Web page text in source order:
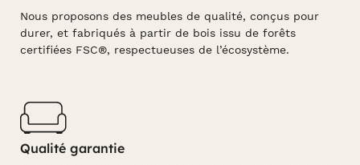
Nous proposons des meubles de qualité, conçus pour
durer, et fabriqués à partir de bois issu de forêts
certifiées FSC®, respectueuses de l’écosystème.
Qualité garantie